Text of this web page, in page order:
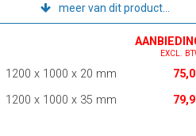
meer van dit product...
EXCL.
1200 x 1000 x 20 mm
1200 x 1000 x 35 mm